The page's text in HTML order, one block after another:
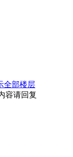
全部楼层
容请回复